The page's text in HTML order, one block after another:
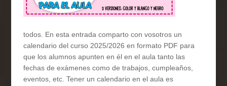
todos. En esta entrada comparto con vosotros un
calendario del curso 2025/2026 en formato PDF para
que los alumnos apunten en él en el aula tanto las
fechas de exámenes como de trabajos, cumpleaños,
eventos, etc. Tener un calendario en el aula es